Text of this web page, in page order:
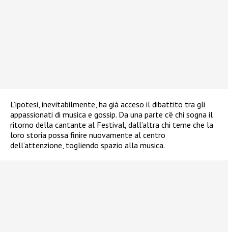
L’ipotesi, inevitabilmente, ha già acceso il dibattito tra gli
appassionati di musica e gossip. Da una parte c’è chi sogna il
ritorno della cantante al Festival, dall’altra chi teme che la
loro storia possa finire nuovamente al centro
dell’attenzione, togliendo spazio alla musica.